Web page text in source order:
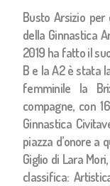
Busto Arsizio
della Ginnastica
2019 ha fatto il
B e la A2 è stata
femminile la
compagne, con
Ginnastica
piazza d’onore a
Giglio di Lara
classifica: